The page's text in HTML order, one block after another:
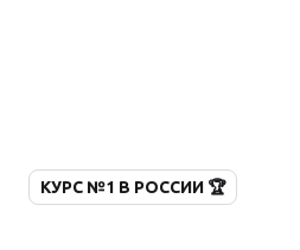
КУРС №1 В РОССИИ 🏆